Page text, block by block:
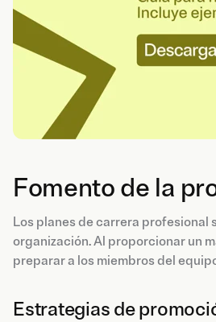
Fomento de la
Los planes de carrera
organización. Al proporcionar un
preparar a los miembros del
Estrategias de